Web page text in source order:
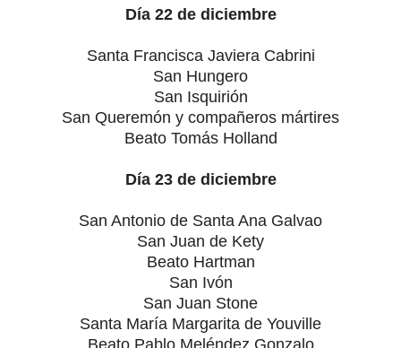
Día 22 de diciembre
Santa Francisca Javiera Cabrini
San Hungero
San Isquirión
San Queremón y compañeros mártires
Beato Tomás Holland
Día 23 de diciembre
San Antonio de Santa Ana Galvao
San Juan de Kety
Beato Hartman
San Ivón
San Juan Stone
Santa María Margarita de Youville
Beato Pablo Meléndez Gonzalo